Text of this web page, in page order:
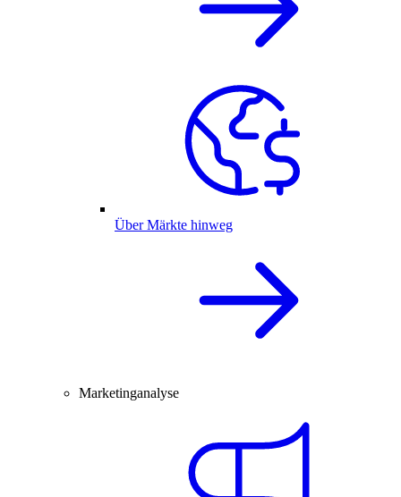
Über Märkte hinweg
Marketinganalyse